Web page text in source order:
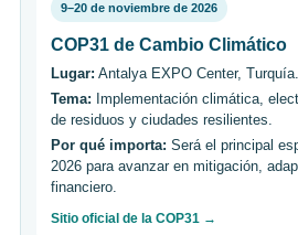
9–20 de noviembre de 2026
COP31 de Cambio Climático
Lugar: Antalya EXPO Center, Turquía.
Tema: Implementación climática,
de residuos y ciudades resilientes.
Por qué importa: Será el principal
2026 para avanzar en mitigación,
financiero.
Sitio oficial de la COP31 →